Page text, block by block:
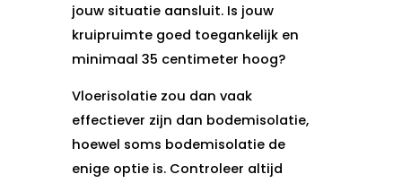
jouw situatie aansluit. Is jouw
kruipruimte goed toegankelijk en
minimaal 35 centimeter hoog?
Vloerisolatie zou dan vaak
effectiever zijn dan bodemisolatie,
hoewel soms bodemisolatie de
enige optie is. Controleer altijd